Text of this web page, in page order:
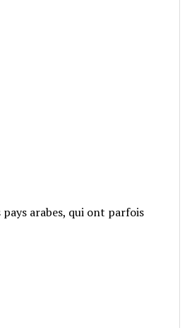
arabes, qui ont parfois